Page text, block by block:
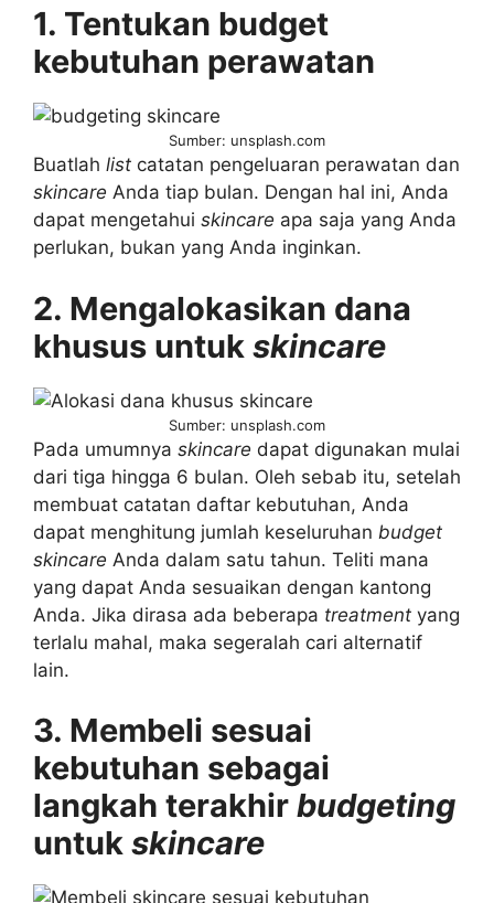
1. Tentukan budget
kebutuhan perawatan
Sumber: unsplash.com
Buatlah list catatan pengeluaran perawatan dan
skincare Anda tiap bulan. Dengan hal ini, Anda
dapat mengetahui skincare apa saja yang Anda
perlukan, bukan yang Anda inginkan.
2. Mengalokasikan dana
khusus untuk skincare
Sumber: unsplash.com
Pada umumnya skincare dapat digunakan mulai
dari tiga hingga 6 bulan. Oleh sebab itu, setelah
membuat catatan daftar kebutuhan, Anda
dapat menghitung jumlah keseluruhan budget
skincare Anda dalam satu tahun. Teliti mana
yang dapat Anda sesuaikan dengan kantong
Anda. Jika dirasa ada beberapa treatment yang
terlalu mahal, maka segeralah cari alternatif
lain.
3. Membeli sesuai
kebutuhan sebagai
langkah terakhir budgeting
untuk skincare